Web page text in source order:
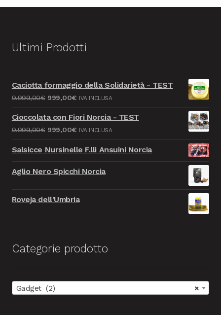
Ultimi Prodotti
Caciotta formaggio della Solidarietà - TEST
9.999,00€ Il
originale
era:
9.999,00€.
999,00€Il
attuale
è:
999,00€.
IVA INCLUSA
Cioccolata con Fiori Norcia - TEST
9.999,00€ Il
originale
9.999,00€.
999,00€Il
attuale
IVA INCLUSA
Salsicce Nursinelle F.lli Ansuini Norcia
Aglio Nero Spicchi Norcia
Roveja dell'Umbria
Categorie prodotto
×
Gadget (2)